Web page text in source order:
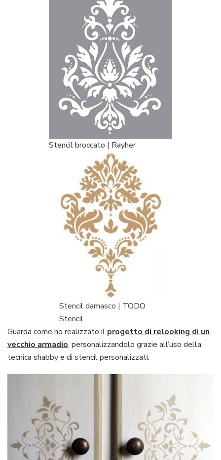
Stencil broccato | Rayher
Stencil damasco | TODO
Stencil
Guarda come ho realizzato il progetto di relooking di un
vecchio armadio, personalizzandolo grazie all’uso della
tecnica shabby e di stencil personalizzati.